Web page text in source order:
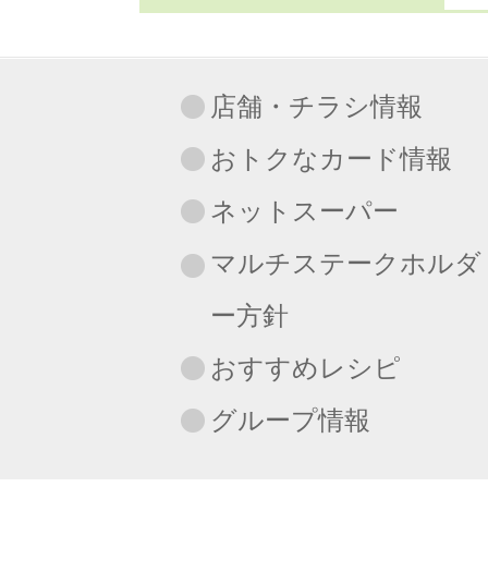
店舗・チラシ情報
おトクなカード情報
ネットスーパー
マルチステークホルダ
ー方針
おすすめレシピ
グループ情報